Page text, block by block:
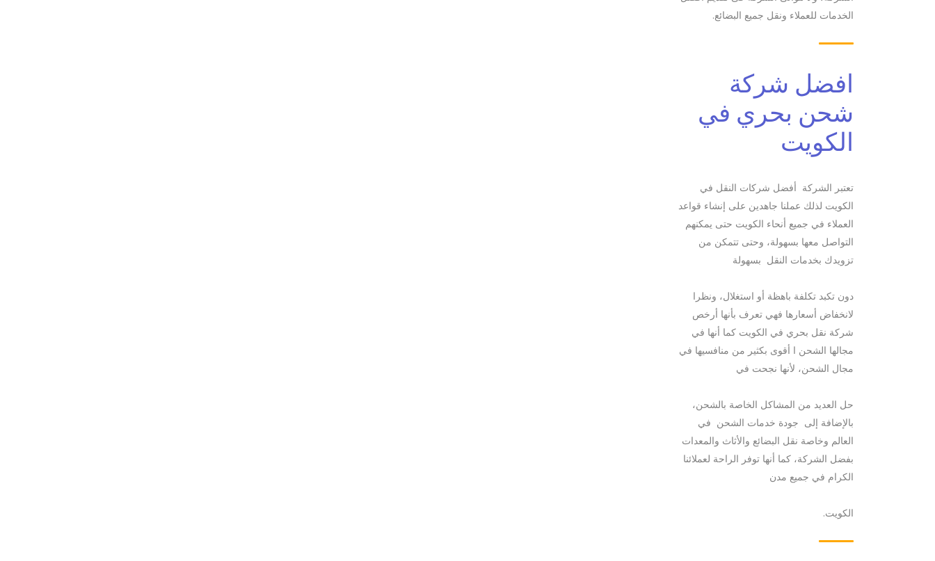
الخدمات للعملاء ونقل جميع البضائع.
افضل شركة
شحن بحري في
الكويت
تعتبر الشركة أفضل شركات النقل في
الكويت لذلك عملنا جاهدين على إنشاء قواعد
العملاء في جميع أنحاء الكويت حتى يمكنهم
التواصل معها بسهولة، وحتى تتمكن من
تزويدك بخدمات النقل بسهولة
دون تكبد تكلفة باهظة أو استغلال، ونظرا
لانخفاض أسعارها فهي تعرف بأنها أرخص
شركة نقل بحري في الكويت كما أنها في
مجالها الشحن ا أقوى بكثير من منافسيها في
مجال الشحن، لأنها نجحت في
حل العديد من المشاكل الخاصة بالشحن،
بالإضافة إلى جودة خدمات الشحن في
العالم وخاصة نقل البضائع والأثاث والمعدات
بفضل الشركة، كما أنها توفر الراحة لعملائنا
الكرام في جميع مدن
الكويت.